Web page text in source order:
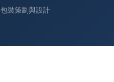
裝策劃與設計